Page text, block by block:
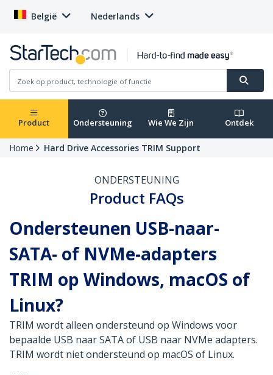
België Nederlands
Product Ondersteuning Wie We Zijn Ontdek
Home Hard Drive Accessories TRIM Support
ONDERSTEUNING
Product FAQs
Ondersteunen USB-naar-
SATA- of NVMe-adapters
TRIM op Windows, macOS of
Linux?
TRIM wordt alleen ondersteund op Windows voor
bepaalde USB naar SATA of USB naar NVMe adapters.
TRIM wordt niet ondersteund op macOS of Linux.